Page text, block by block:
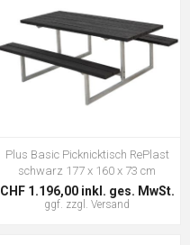
Plus Basic Picknicktisch RePlast
schwarz 177 x 160 x 73 cm
CHF 1.196,00 inkl. ges. MwSt.
ggf. zzgl. Versand